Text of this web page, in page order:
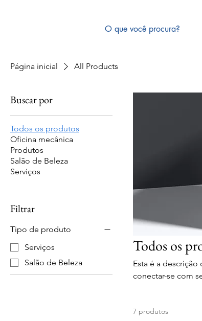
Página inicial All Products
Buscar por
Todos os produtos
Oficina mecânica
Produtos
Salão de Beleza
Serviços
Filtrar
Tipo de produto
Serviços
Salão de Beleza
Todos os
Esta é a
conectar-se com
7 produtos